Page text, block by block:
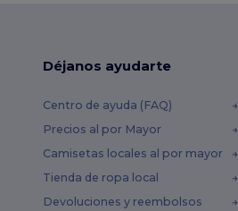
Déjanos ayudarte
Centro de ayuda (FAQ)
Precios al por Mayor
Camisetas locales al por mayor
Tienda de ropa local
Devoluciones y reembolsos